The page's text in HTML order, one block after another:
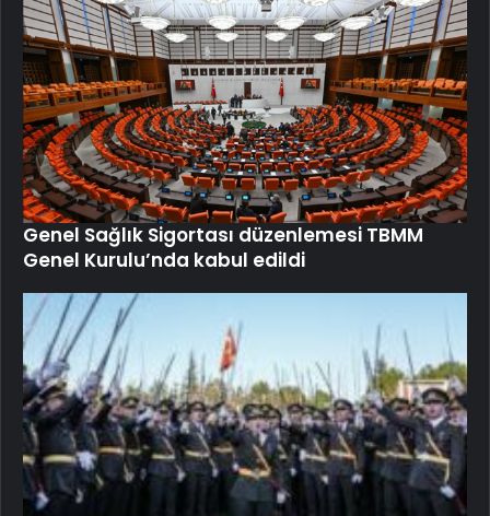
Genel Sağlık Sigortası düzenlemesi TBMM
Genel Kurulu’nda kabul edildi
İhraçları istenen teğmenlerin dosyası ikinci
kez disiplin kurulunda
Kılıçdaroğlu’nun mal varlıklarına ve banka
hesaplarına haciz konuldu